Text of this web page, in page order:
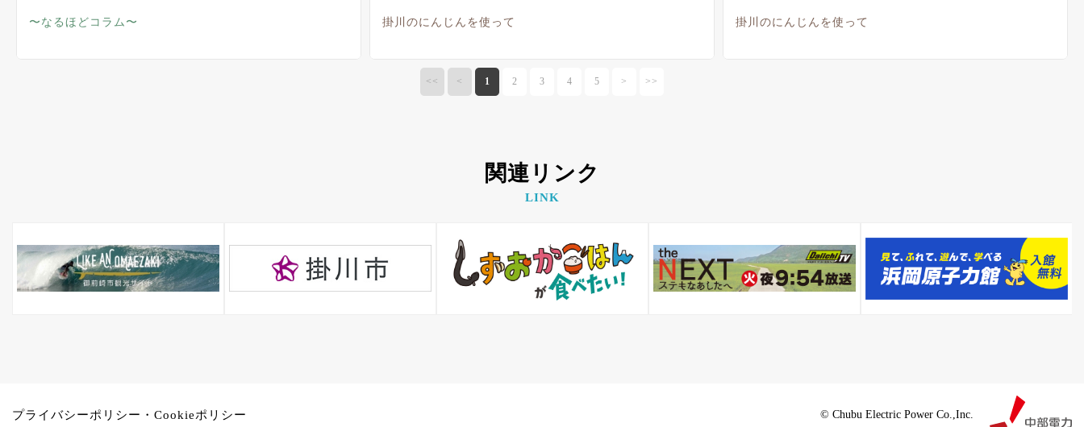
〜なるほどコラム〜 掛川のにんじんを使って 掛川のにんじんを使って
<< < 1 2 3 4 5 > >>
関連リンク
LINK
プライバシーポリシー・Cookieポリシー © Chubu Electric Power Co.,Inc.